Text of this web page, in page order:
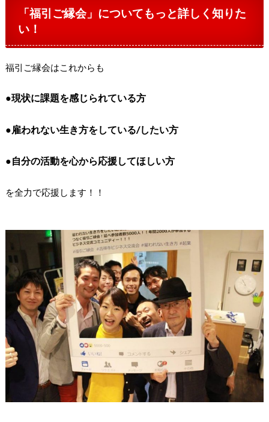
「福引ご縁会」についてもっと詳しく知りた
い！
福引ご縁会はこれからも
●現状に課題を感じられている方
●雇われない生き方をしている/したい方
●自分の活動を心から応援してほしい方
を全力で応援します！！